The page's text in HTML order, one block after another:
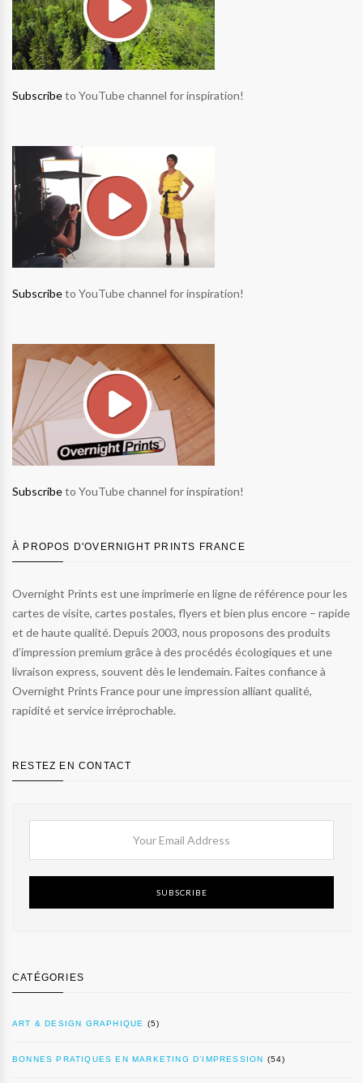
Subscribeto YouTube channel for inspiration!
Subscribeto YouTube channel for inspiration!
Subscribeto YouTube channel for inspiration!
À PROPOS D'OVERNIGHT PRINTS FRANCE
Overnight Prints est une imprimerie en ligne de référence pour les
cartes de visite, cartes postales, flyers et bien plus encore – rapide
et de haute qualité. Depuis 2003, nous proposons des produits
d’impression premium grâce à des procédés écologiques et une
livraison express, souvent dès le lendemain. Faites confiance à
Overnight Prints France pour une impression alliant qualité,
rapidité et service irréprochable.
RESTEZ EN CONTACT
SUBSCRIBE
CATÉGORIES
ART & DESIGN GRAPHIQUE (5)
BONNES PRATIQUES EN MARKETING D’IMPRESSION (54)